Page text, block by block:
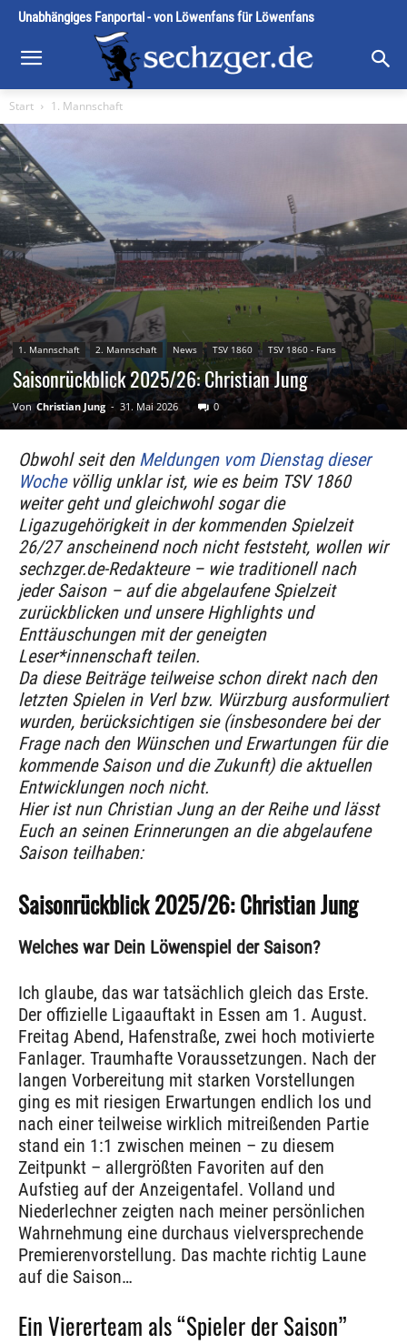
Unabhängiges Fanportal - von Löwenfans für Löwenfans
Start 1. Mannschaft
1. Mannschaft 2. Mannschaft News TSV 1860 TSV 1860 - Fans
Saisonrückblick 2025/26: Christian Jung
Von Christian Jung - 31. Mai 2026 0
Obwohl seit den Meldungen vom Dienstag dieser
Wochevöllig unklar ist, wie es beim TSV 1860
weiter geht und gleichwohl sogar die
Ligazugehörigkeit in der kommenden Spielzeit
26/27 anscheinend noch nicht feststeht, wollen wir
sechzger.de-Redakteure – wie traditionell nach
jeder Saison – auf die abgelaufene Spielzeit
zurückblicken und unsere Highlights und
Enttäuschungen mit der geneigten
Leser*innenschaft teilen.
Da diese Beiträge teilweise schon direkt nach den
letzten Spielen in Verl bzw. Würzburg ausformuliert
wurden, berücksichtigen sie (insbesondere bei der
Frage nach den Wünschen und Erwartungen für die
kommende Saison und die Zukunft) die aktuellen
Entwicklungen noch nicht.
Hier ist nun Christian Jung an der Reihe und lässt
Euch an seinen Erinnerungen an die abgelaufene
Saison teilhaben:
Saisonrückblick 2025/26: Christian Jung
Welches war Dein Löwenspiel der Saison?
Ich glaube, das war tatsächlich gleich das Erste.
Der offizielle Ligaauftakt in Essen am 1. August.
Freitag Abend, Hafenstraße, zwei hoch motivierte
Fanlager. Traumhafte Voraussetzungen. Nach der
langen Vorbereitung mit starken Vorstellungen
ging es mit riesigen Erwartungen endlich los und
nach einer teilweise wirklich mitreißenden Partie
stand ein 1:1 zwischen meinen – zu diesem
Zeitpunkt – allergrößten Favoriten auf den
Aufstieg auf der Anzeigentafel. Volland und
Niederlechner zeigten nach meiner persönlichen
Wahrnehmung eine durchaus vielversprechende
Premierenvorstellung. Das machte richtig Laune
auf die Saison…
Ein Viererteam als “Spieler der Saison”